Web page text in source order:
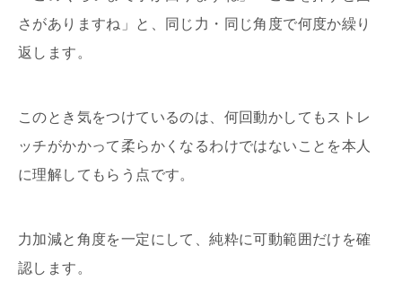
さがありますね」と、同じ力・同じ角度で何度か繰り
返します。
このとき気をつけているのは、何回動かしてもストレ
ッチがかかって柔らかくなるわけではないことを本人
に理解してもらう点です。
力加減と角度を一定にして、純粋に可動範囲だけを確
認します。